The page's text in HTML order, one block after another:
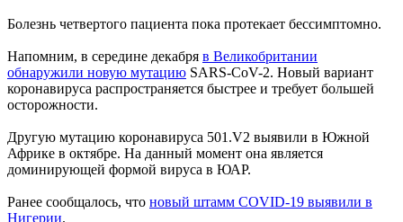
Болезнь четвертого пациента пока протекает бессимптомно.
Напомним, в середине декабря в Великобритании
обнаружили новую мутацию SARS-CoV-2. Новый вариант
коронавируса распространяется быстрее и требует большей
осторожности.
Другую мутацию коронавируса 501.V2 выявили в Южной
Африке в октябре. На данный момент она является
доминирующей формой вируса в ЮАР.
Ранее сообщалось, что новый штамм COVID-19 выявили в
Нигерии.